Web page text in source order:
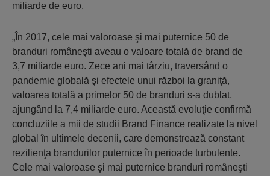
miliarde de euro.
„În 2017, cele mai valoroase şi mai puternice 50 de
branduri româneşti aveau o valoare totală de brand de
3,7 miliarde euro. Zece ani mai târziu, traversând o
pandemie globală şi efectele unui război la graniţă,
valoarea totală a primelor 50 de branduri s-a dublat,
ajungând la 7,4 miliarde euro. Această evoluţie confirmă
concluziile a mii de studii Brand Finance realizate la nivel
global în ultimele decenii, care demonstrează constant
rezilienţa brandurilor puternice în perioade turbulente.
Cele mai valoroase şi mai puternice branduri româneşti